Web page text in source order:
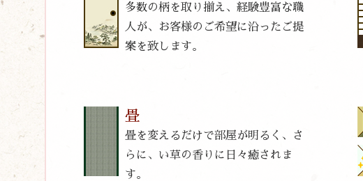
多数の柄を取り揃え、経験豊富な職
人が、お客様のご希望に沿ったご提
案を致します。
畳
畳を変えるだけで部屋が明るく、さ
らに、い草の香りに日々癒されま
す。